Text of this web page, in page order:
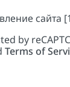
сайта
by
Terms of